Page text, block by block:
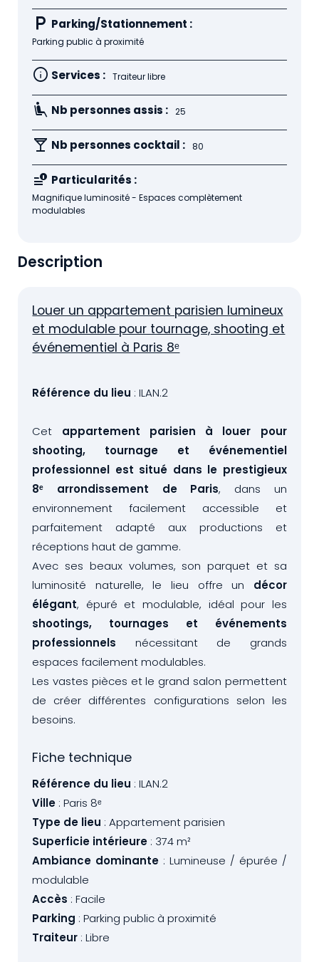
local_parking Parking/Stationnement :
Parking public à proximité
info Services : Traiteur libre
airline_seat_recline_extra Nb personnes assis : 25
local_bar Nb personnes cocktail : 80
data_info_alert Particularités :
Magnifique luminosité - Espaces complètement
modulables
Description
Louer un appartement parisien lumineux
et modulable pour tournage, shooting et
événementiel à Paris 8ᵉ
Référence du lieu : ILAN.2
Cet appartement parisien à louer pour
shooting, tournage et événementiel
professionnel est situé dans le prestigieux
8ᵉ arrondissement de Paris, dans un
environnement facilement accessible et
parfaitement adapté aux productions et
réceptions haut de gamme.
Avec ses beaux volumes, son parquet et sa
luminosité naturelle, le lieu offre un décor
élégant, épuré et modulable, idéal pour les
shootings, tournages et événements
professionnels nécessitant de grands
espaces facilement modulables.
Les vastes pièces et le grand salon permettent
de créer différentes configurations selon les
besoins.
Fiche technique
Référence du lieu : ILAN.2
Ville : Paris 8ᵉ
Type de lieu : Appartement parisien
Superficie intérieure : 374 m²
Ambiance dominante : Lumineuse / épurée /
modulable
Accès : Facile
Parking : Parking public à proximité
Traiteur : Libre